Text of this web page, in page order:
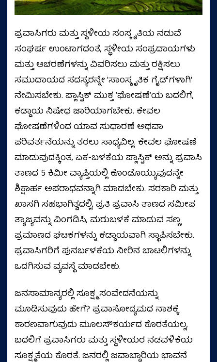
ಪ್ರವಾಸಿಗರು ಮತ್ತು ಸ್ಥಳೀಯ ಸಂಸ್ಕೃತಿಯ ನಡುವೆ
ಸಂಘರ್ಷ ಉಂಟಾಗದಂತೆ, ಸ್ಥಳೀಯ ಸಂಪ್ರದಾಯಗಳು
ಮತ್ತು ಆಚರಣೆಗಳನ್ನು ವಿವರಿಸಲು ಮತ್ತು ರಕ್ಷಿಸಲು
ಸಮುದಾಯದ ಸದಸ್ಯರನ್ನೇ 'ಸಾಂಸ್ಕೃತಿಕ ಗೈಡ್‌ಗಳಾಗಿ'
ನೇಮಿಸಬೇಕು. ಪ್ಲಾಸ್ಟಿಕ್ ಮುಕ್ತ ’ಘೋಷಣೆ’ಯ ಬದಲಿಗೆ,
ಕಡ್ಡಾಯ ನಿಷೇಧ ಜಾರಿಯಾಗಬೇಕು. ಕೇವಲ
ಘೋಷಣೆಗಳಿಂದ ಯಾವ ಸುಧಾರಣೆ ಅಥವಾ
ಪರಿವರ್ತನೆಯನ್ನು ತರಲು ಸಾಧ್ಯವಿಲ್ಲ. ಕೇವಲ ಘೋಷಣೆ
ಮಾಡುವುದಕ್ಕಿಂತ, ಏಕ-ಬಳಕೆಯ ಪ್ಲಾಸ್ಟಿಕ್ ಅನ್ನು ಪ್ರವಾಸಿ
ತಾಣದ 5 ಕಿಮೀ ವ್ಯಾಪ್ತಿಯಲ್ಲಿ ಕೊಂಡೊಯ್ಯುವುದನ್ನೇ
ಶಿಕ್ಷಾರ್ಹ ಅಪರಾಧವನ್ನಾಗಿ ಮಾಡಬೇಕು. ಸರಕಾರಿ ಮತ್ತು
ಖಾಸಗಿ ಸಹಭಾಗಿತ್ವದಲ್ಲಿ, ಪ್ರತಿ ಪ್ರವಾಸಿ ತಾಣದ ಸಮೀಪ
ತ್ಯಾಜ್ಯವನ್ನು ವಿಂಗಡಿಸಿ, ಮರುಬಳಕೆ ಮಾಡುವ ಸಣ್ಣ
ಪ್ರಮಾಣದ ಘಟಕಗಳನ್ನು ಕಡ್ಡಾಯವಾಗಿ ಸ್ಥಾಪಿಸಬೇಕು.
ಪ್ರವಾಸಿಗರಿಗೆ ಪುನರ್ಬಳಕೆಯ ನೀರಿನ ಬಾಟಲಿಗಳನ್ನು
ಒದಗಿಸುವ ವ್ಯವಸ್ಥೆ ಮಾಡಬೇಕು.
ಜನಸಾಮಾನ್ಯರಲ್ಲಿ ಸೂಕ್ಷ್ಮ ಸಂವೇದನೆಯನ್ನು
ಮೂಡಿಸುವುದು ಹೇಗೆ? ಪ್ರವಾಸೋದ್ಯಮದ ನಾಶಕ್ಕೆ
ಕಾರಣವಾಗುವುದು ಮೂಲಸೌಕರ್ಯದ ಕೊರತೆಯಲ್ಲ,
ಬದಲಿಗೆ ಪ್ರವಾಸಿಗರು ಮತ್ತು ಸ್ಥಳೀಯರ ನಡವಳಿಕೆಯ
ಸೂಕ್ಷ್ಮತೆಯ ಕೊರತೆ. ಜನರಲ್ಲಿ ಜವಾಬ್ದಾರಿಯ ಭಾವನೆ